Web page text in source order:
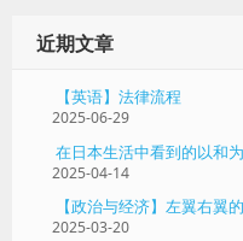
近期文章
【英语】法律流程
2025-06-29
在日本生活中看到的以和
2025-04-14
【政治与经济】左翼右翼
2025-03-20